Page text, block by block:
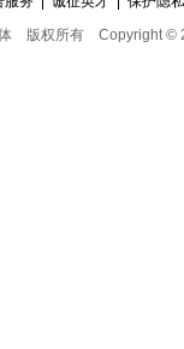
版权所有 Copyright ©